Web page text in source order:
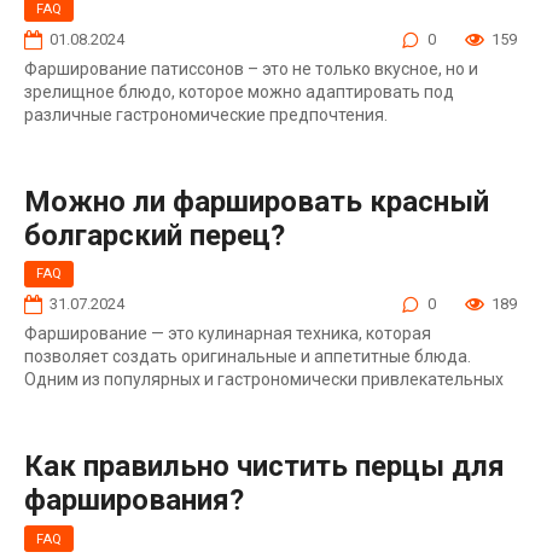
FAQ
01.08.2024 0 159
Фарширование патиссонов – это не только вкусное, но и
зрелищное блюдо, которое можно адаптировать под
различные гастрономические предпочтения.
Можно ли фаршировать красный
болгарский перец?
FAQ
31.07.2024 0 189
Фарширование — это кулинарная техника, которая
позволяет создать оригинальные и аппетитные блюда.
Одним из популярных и гастрономически привлекательных
Как правильно чистить перцы для
фарширования?
FAQ